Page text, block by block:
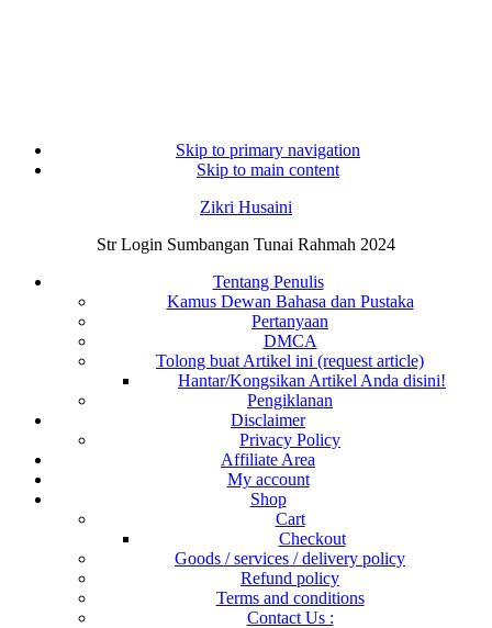
Skip to primary navigation
Skip to main content
Zikri Husaini
Str Login Sumbangan Tunai Rahmah 2024
Tentang Penulis
Kamus Dewan Bahasa dan Pustaka
Pertanyaan
DMCA
Tolong buat Artikel ini (request article)
Hantar/Kongsikan Artikel Anda disini!
Pengiklanan
Disclaimer
Privacy Policy
Affiliate Area
My account
Shop
Cart
Checkout
Goods / services / delivery policy
Refund policy
Terms and conditions
Contact Us :